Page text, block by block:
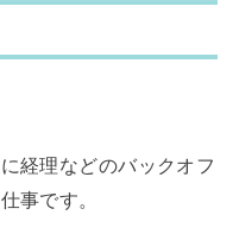
経理などのバックオフ
事です。